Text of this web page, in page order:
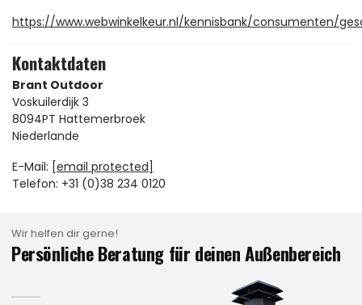
https://www.webwinkelkeur.nl/kennisbank/consumenten/
Kontaktdaten
Brant Outdoor
Voskuilerdijk 3
8094PT Hattemerbroek
Niederlande
E-Mail: [email protected]
Telefon: +31 (0)38 234 0120
Wir helfen dir gerne!
Persönliche Beratung für deinen Außenbereich